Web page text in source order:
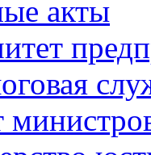
акты